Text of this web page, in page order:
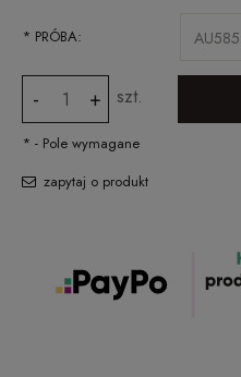
* PRÓBA:
- + szt.
* - Pole wymagane
zapytaj o produkt